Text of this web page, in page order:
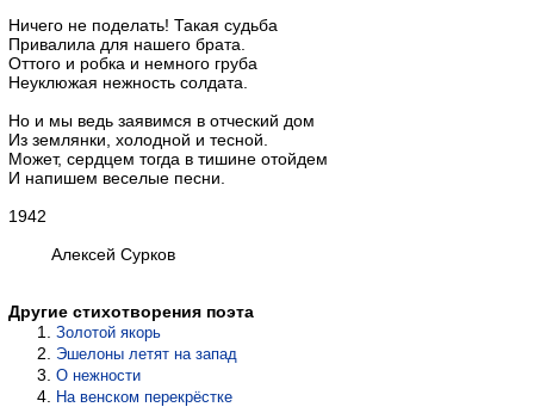
Ничего не поделать! Такая судьба
Привалила для нашего брата.
Оттого и робка и немного груба
Неуклюжая нежность солдата.
Но и мы ведь заявимся в отческий дом
Из землянки, холодной и тесной.
Может, сердцем тогда в тишине отойдем
И напишем веселые песни.
1942
Алексей Сурков
Другие стихотворения поэта
Золотой якорь
Эшелоны летят на запад
О нежности
На венском перекрёстке